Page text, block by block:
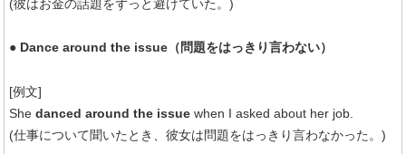
(彼はお金の話題をずっと避けていた。)
● Dance around the issue（問題をはっきり言わない）
[例文]
Shedanced around the issue when I asked about her job.
(仕事について聞いたとき、彼女は問題をはっきり言わなかった。)